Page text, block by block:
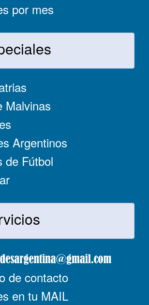
por mes
Malvinas
Argentinos
de Fútbol
de contacto
en tu MAIL